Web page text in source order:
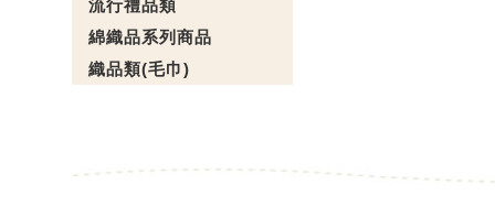
流行禮品類
綿織品系列商品
織品類(毛巾)